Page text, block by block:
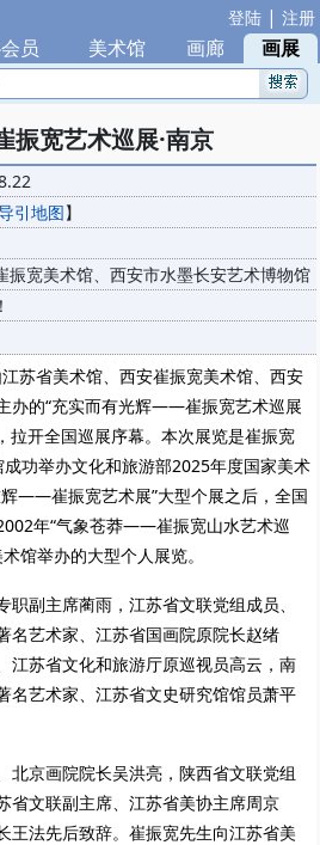
登陆 | 注册
员 美术馆 画廊 | 画展
宽艺术巡展·南京
引地图】
振宽美术馆、西安市水墨长安艺术博物馆
苏省美术馆、西安崔振宽美术馆、西安
办的“充实而有光辉——崔振宽艺术巡展
拉开全国巡展序幕。本次展览是崔振宽
功举办文化和旅游部2025年度国家美术
——崔振宽艺术展”大型个展之后，全国
年“气象苍莽——崔振宽山水艺术巡
馆举办的大型个人展览。
副主席蔺雨，江苏省文联党组成员、
名艺术家、江苏省国画院原院长赵绪
江苏省文化和旅游厅原巡视员高云，南
名艺术家、江苏省文史研究馆馆员萧平
北京画院院长吴洪亮，陕西省文联党组
省文联副主席、江苏省美协主席周京
王法先后致辞。崔振宽先生向江苏省美